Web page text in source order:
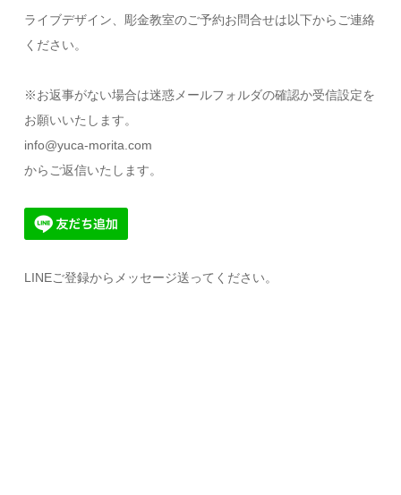
ライブデザイン、彫金教室のご予約お問合せは以下からご連絡
ください。
※お返事がない場合は迷惑メールフォルダの確認か受信設定を
お願いいたします。
info@yuca-morita.com
からご返信いたします。
LINEご登録からメッセージ送ってください。